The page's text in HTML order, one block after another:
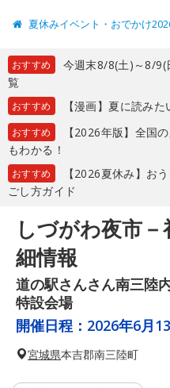
夏休みイベント・おでかけ
おすすめ
今週末8/8(土)～8/9(
覧
おすすめ 【漫画】夏に読み
おすすめ
【2026年版】全国
もわかる！
おすすめ
【2026夏休み】お
ごし方ガイド
しづがわ夜市
細情報
道の駅さんさん南三
特設会場
開催日程： 2026年6月
宮城県本吉郡南三陸町